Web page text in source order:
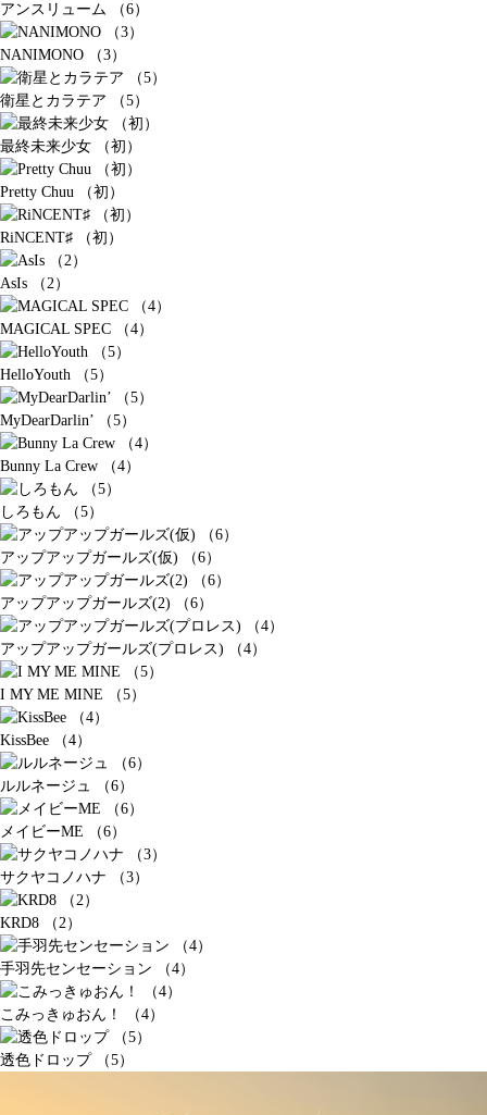
アンスリューム （6）
NANIMONO （3）
衛星とカラテア （5）
最終未来少女 （初）
Pretty Chuu （初）
RiNCENT♯ （初）
AsIs （2）
MAGICAL SPEC （4）
HelloYouth （5）
MyDearDarlin’ （5）
Bunny La Crew （4）
しろもん （5）
アップアップガールズ(仮) （6）
アップアップガールズ(2) （6）
アップアップガールズ(プロレス) （4）
I MY ME MINE （5）
KissBee （4）
ルルネージュ （6）
メイビーME （6）
サクヤコノハナ （3）
KRD8 （2）
手羽先センセーション （4）
こみっきゅおん！ （4）
透色ドロップ （5）